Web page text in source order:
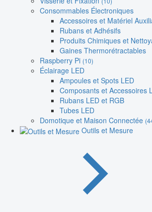
Consommables Électroniques
Accessoires et Matériel
Rubans et Adhésifs
Produits Chimiques et
Gaines Thermorétractables
Raspberry Pi (10)
Éclairage LED
Ampoules et Spots LED
Composants et Accessoires
Rubans LED et RGB
Tubes LED
Domotique et Maison Connectée
Outils et Mesure